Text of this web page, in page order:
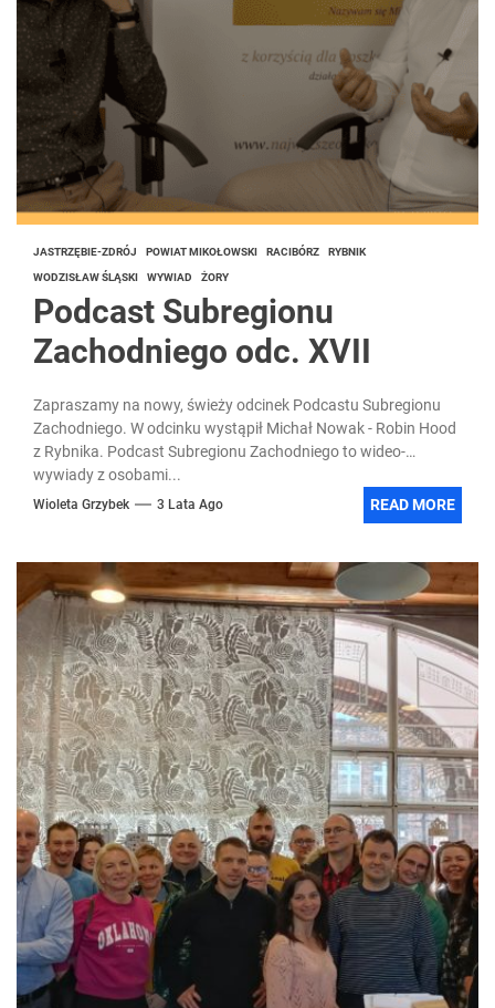
JASTRZĘBIE-ZDRÓJ POWIAT MIKOŁOWSKI RACIBÓRZ RYBNIK
WODZISŁAW ŚLĄSKI WYWIAD ŻORY
Podcast Subregionu
Zachodniego odc. XVII
Zapraszamy na nowy, świeży odcinek Podcastu Subregionu
Zachodniego. W odcinku wystąpił Michał Nowak - Robin Hood
z Rybnika. Podcast Subregionu Zachodniego to wideo-
wywiady z osobami...
Wioleta Grzybek 3 Lata Ago READ MORE